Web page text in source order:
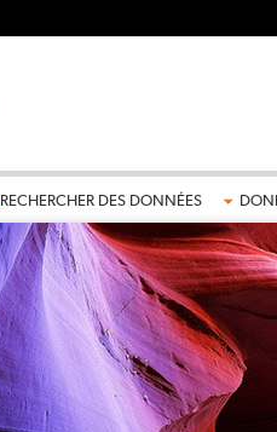
RECHERCHER DES DONNÉES